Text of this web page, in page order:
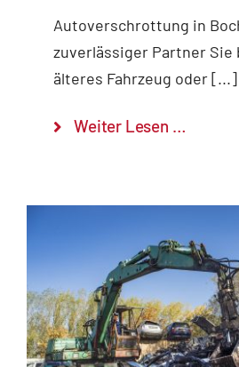
Autoverschrottung in
zuverlässiger Partner Sie
älteres Fahrzeug oder [...]
Weiter Lesen …